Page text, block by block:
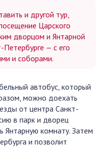
и другой тур,
Царского
дворцом и Янтарной
— с его
и соборами.
автобус, который
можно доехать
от центра Санкт-
в парк и дворец
Янтарную комнату. Затем
и позволит